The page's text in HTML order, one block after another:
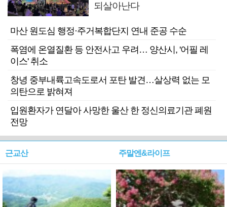
되살아난다
마산 원도심 행정·주거복합단지 연내 준공 수순
폭염에 온열질환 등 안전사고 우려… 양산시, '어필 레
이스' 취소
창녕 중부내륙고속도로서 포탄 발견…살상력 없는 모
의탄으로 밝혀져
입원환자가 연달아 사망한 울산 한 정신의료기관 폐원
전망
근교산 주말엔&라이프